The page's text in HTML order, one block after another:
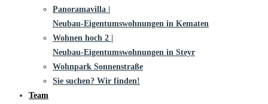
Panoramavilla |
Neubau-Eigentums­­wohnungen in Kematen
Wohnen hoch 2 |
Neubau-Eigentumswohnungen in Steyr
Wohnpark Sonnenstraße
Sie suchen? Wir finden!
Team